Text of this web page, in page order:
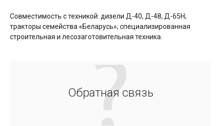
Совместимость с техникой: дизели Д-40, Д-48, Д-65Н;
тракторы семейства «Беларусь»; специализированная
строительная и лесозаготовительная техника.
Обратная связь